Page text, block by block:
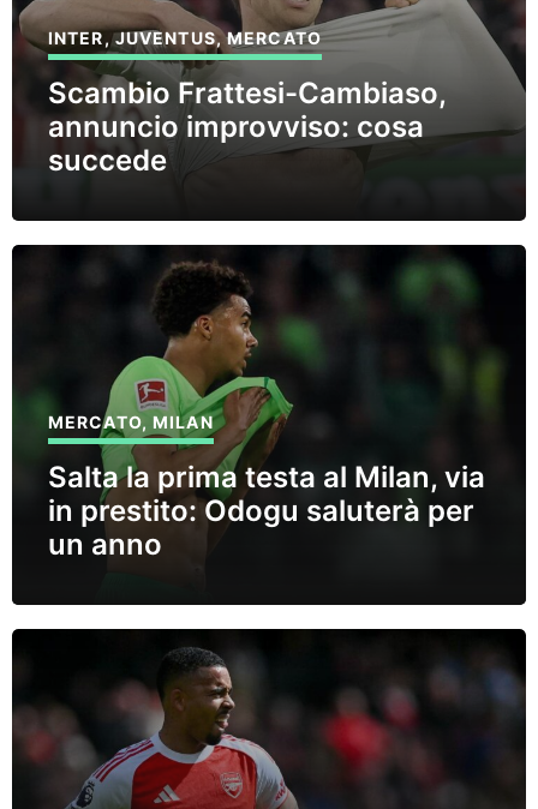
INTER,JUVENTUS,MERCATO
Scambio Frattesi-Cambiaso,
annuncio improvviso: cosa
succede
MERCATO, MILAN
Salta la prima testa al Milan, via
in prestito: Odogu saluterà per
un anno